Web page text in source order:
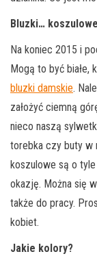
Bluzki…
Na koniec 2015 i
Mogą to być białe,
bluzki damskie.
założyć ciemną
nieco naszą
torebka czy buty w
koszulowe są o tyle
okazję. Można się
także do pracy.
kobiet.
Jakie kolory?